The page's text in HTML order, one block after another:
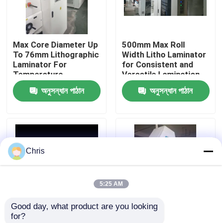
আমাদের সম্পর্কে
কারখানা ভ্রমণ
মান নিয়ন্ত্রণ
যোগাযোগ করুন
উচ্চ গতির বাঁশি ল্যামিনেটর মেশিন
স্বয়ংক্রিয় বাঁশি লেমিনেটর মেশিন
লিথো ল্যামিনেটর
Max Core Diameter Up
To 76mm Lithographic
Laminator For
Temperature
Lamination
অনুসন্ধান পাঠান
500mm Max Roll
Width Litho Laminator
for Consistent and
Versatile Lamination
Applications
অনুসন্ধান পাঠান
600*800 Litho
Chris
5:25 AM
Good day, what product are you looking
for?